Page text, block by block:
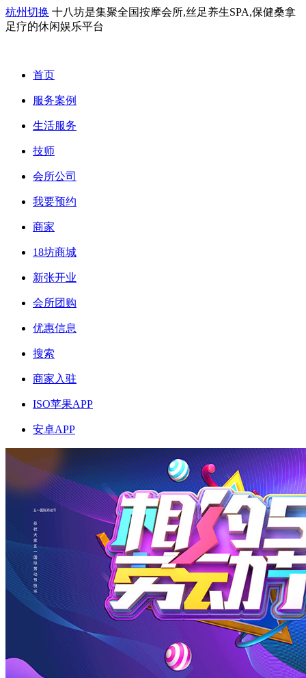
杭州切换 十八坊是集聚全国按摩会所,丝足养生SPA,保健桑拿
足疗的休闲娱乐平台
首页
服务案例
生活服务
技师
会所公司
我要预约
商家
18坊商城
新张开业
会所团购
优惠信息
搜索
商家入驻
ISO苹果APP
安卓APP